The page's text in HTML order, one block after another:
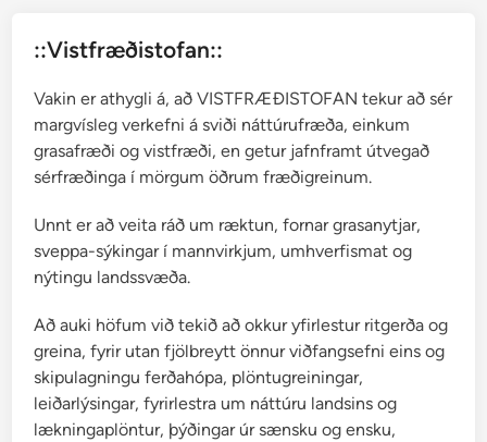
::Vistfræðistofan::
Vakin er athygli á, að VISTFRÆÐISTOFAN tekur að sér
margvísleg verkefni á sviði náttúrufræða, einkum
grasafræði og vistfræði, en getur jafnframt útvegað
sérfræðinga í mörgum öðrum fræðigreinum.
Unnt er að veita ráð um ræktun, fornar grasanytjar,
sveppa-sýkingar í mannvirkjum, umhverfismat og
nýtingu landssvæða.
Að auki höfum við tekið að okkur yfirlestur ritgerða og
greina, fyrir utan fjölbreytt önnur viðfangsefni eins og
skipulagningu ferðahópa, plöntugreiningar,
leiðarlýsingar, fyrirlestra um náttúru landsins og
lækningaplöntur, þýðingar úr sænsku og ensku,